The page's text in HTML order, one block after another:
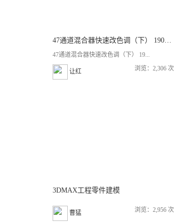
47通道混合器快速改色调（下） 190723
47通道混合器快速改色调（下） 19...
让红 浏览：2,306 次
3DMAX工程零件建模
曹猛 浏览：2,956 次